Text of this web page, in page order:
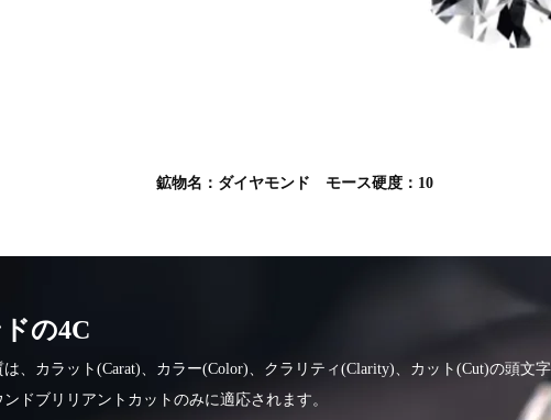
鉱物名：ダイヤモンド モース硬度：10
の4C
、カラット(Carat)、カラー(Color)、クラリティ(Clarity)、カット(Cut)の頭文
ドブリリアントカットのみに適応されます。